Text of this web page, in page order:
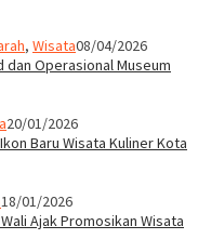
, Wisata08/04/2026
dan Operasional Museum
20/01/2026
Baru Wisata Kuliner Kota
18/01/2026
Ajak Promosikan Wisata